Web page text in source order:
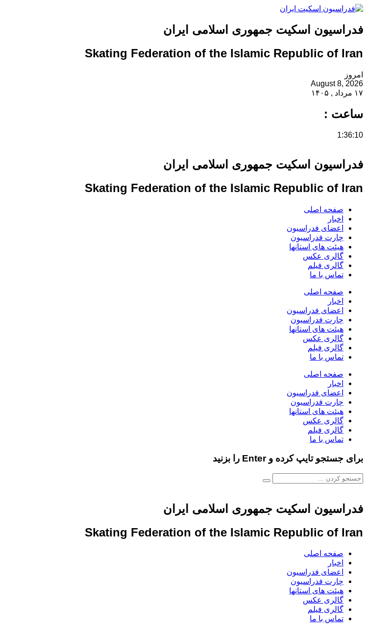
فدراسیون اسکیت جمهوری اسلامی ایران
Skating Federation of the Islamic Republic of Iran
امروز
August 8, 2026
۱۷ مرداد , ۱۴۰۵
ساعت :
1:36:10
فدراسیون اسکیت جمهوری اسلامی ایران
Skating Federation of the Islamic Republic of Iran
صفحه اصلی
اخبار
اعضای فدراسیون
چارت فدراسیون
هیئت های استانها
گالری عکس
گالری فیلم
تماس با ما
صفحه اصلی
اخبار
اعضای فدراسیون
چارت فدراسیون
هیئت های استانها
گالری عکس
گالری فیلم
تماس با ما
صفحه اصلی
اخبار
اعضای فدراسیون
چارت فدراسیون
هیئت های استانها
گالری عکس
گالری فیلم
تماس با ما
برای جستجو تایپ کرده و Enter را بزنید
فدراسیون اسکیت جمهوری اسلامی ایران
Skating Federation of the Islamic Republic of Iran
صفحه اصلی
اخبار
اعضای فدراسیون
چارت فدراسیون
هیئت های استانها
گالری عکس
گالری فیلم
تماس با ما